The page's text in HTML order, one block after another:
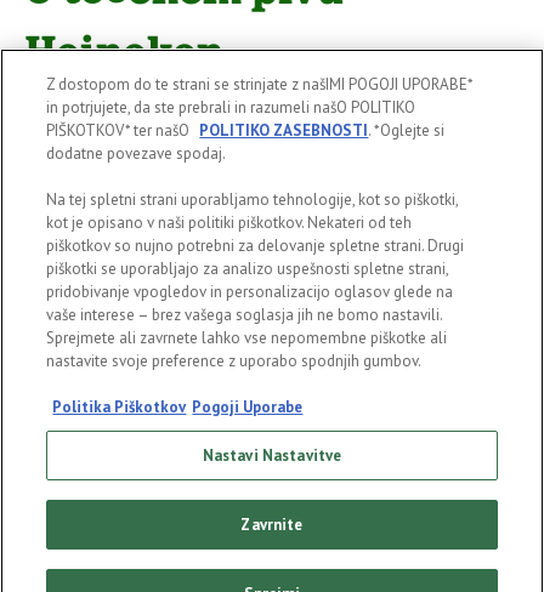
Heineken
Ponosni smo, da je bilo vsako pivo Heineken v vsaki
državi vedno enake konsistentne kakovosti in okusa,
čeprav si moramo zapomniti, da pivo in zrak nista
najboljša prijatelja. Zrak namreč vpliva na svežino in
čvrstost okusa. Vrhunsko svetovno pivo Heineken si
zasluži vrhunsko svetovno zaščito: čvrsto kapico
pene. Pokrovček preprečuje uhajanje zraka v pivo in
uživaš v tistem pravem okusu.
Z dostopom do te strani se strinjate z našIMI POGOJI UPORABE*
in potrjujete, da ste prebrali in razumeli našO POLITIKO
PIŠKOTKOV* ter našO POLITIKO ZASEBNOSTI. *Oglejte si
dodatne povezave spodaj.
Na tej spletni strani uporabljamo tehnologije, kot so piškotki,
kot je opisano v naši politiki piškotkov. Nekateri od teh
piškotkov so nujno potrebni za delovanje spletne strani. Drugi
piškotki se uporabljajo za analizo uspešnosti spletne strani,
pridobivanje vpogledov in personalizacijo oglasov glede na
vaše interese – brez vašega soglasja jih ne bomo nastavili.
Sprejmete ali zavrnete lahko vse nepomembne piškotke ali
nastavite svoje preference z uporabo spodnjih gumbov.
Politika Piškotkov Pogoji Uporabe
Nastavi Nastavitve
Zavrnite